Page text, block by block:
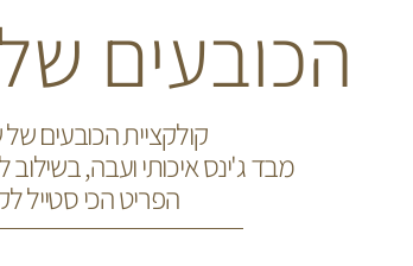
הכובעים
קולקציית הכובעים
מבד ג'ינס איכותי ועבה, בשילוב
הפריט הכי סטייל